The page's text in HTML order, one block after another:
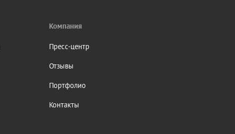
Компания
Пресс-центр
Отзывы
Портфолио
Контакты